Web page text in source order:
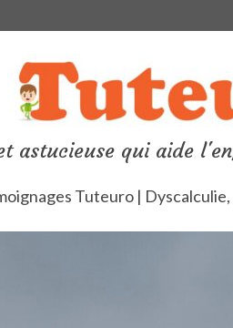
astucieuse qui aide
Tuteuro |